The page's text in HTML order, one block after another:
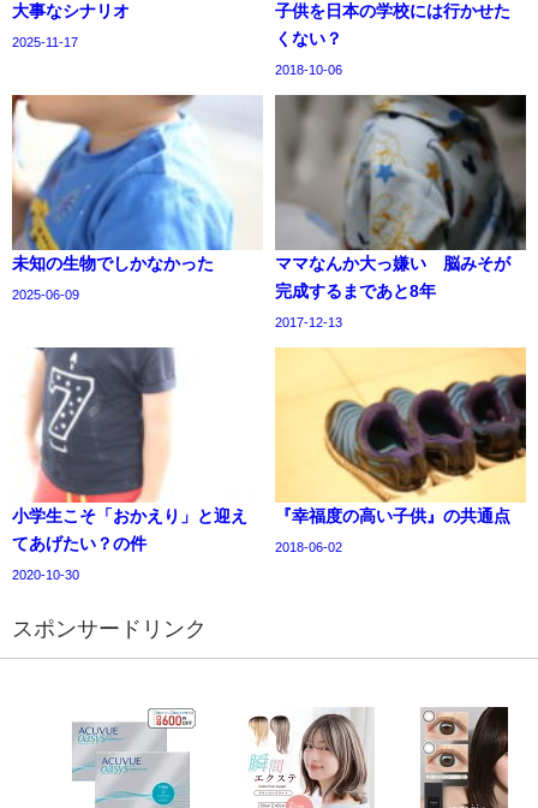
大事なシナリオ
2025-11-17
子供を日本の学校には行かせた
くない？
2018-10-06
未知の生物でしかなかった
2025-06-09
ママなんか大っ嫌い 脳みそが
完成するまであと8年
2017-12-13
小学生こそ「おかえり」と迎え
てあげたい？の件
2020-10-30
『幸福度の高い子供』の共通点
2018-06-02
スポンサードリンク